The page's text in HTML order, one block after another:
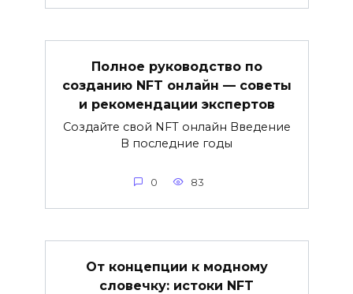
Полное руководство по
созданию NFT онлайн — советы
и рекомендации экспертов
Создайте свой NFT онлайн Введение
В последние годы
0 83
От концепции к модному
словечку: истоки NFT